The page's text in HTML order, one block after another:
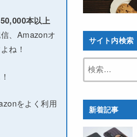
本以上
、Amazonオ
ね！
をよく利用
サイト内検索
新着記事